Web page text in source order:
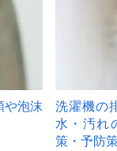
や泡沫
洗濯機の
水・汚れ
策・予防策